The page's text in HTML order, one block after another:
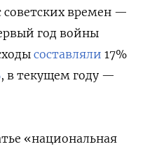
советских времен —
год войны
составляли 17%
, в текущем году —
«национальная